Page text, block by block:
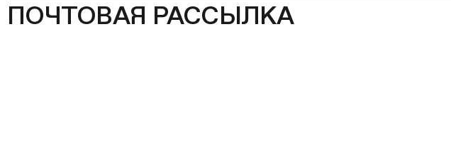
ПОЧТОВАЯ РАССЫЛКА